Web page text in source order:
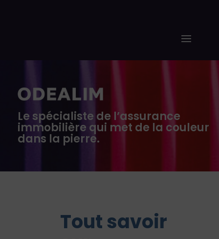
Le spécialiste de l’assurance
immobilière qui met de la couleur
dans la pierre.
Tout savoir